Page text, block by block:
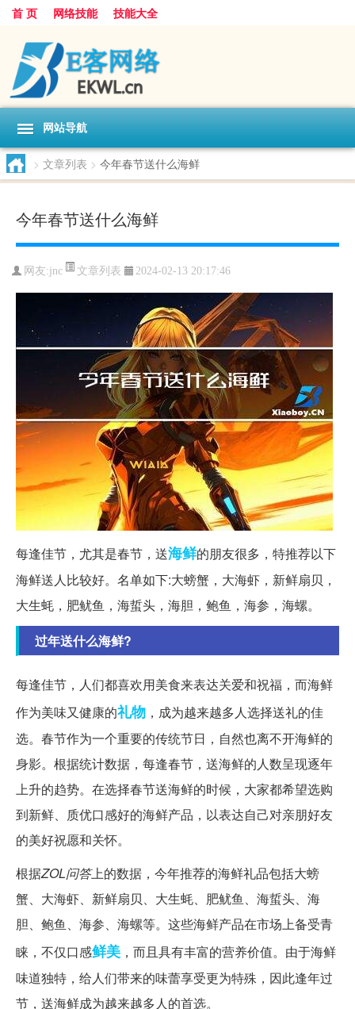
首 页 网络技能 技能大全
网站导航
> 文章列表 > 今年春节送什么海鲜
今年春节送什么海鲜
网友:jnc 文章列表 2024-02-13 20:17:46
每逢佳节，尤其是春节，送海鲜的朋友很多，特推荐以下
海鲜送人比较好。名单如下:大螃蟹，大海虾，新鲜扇贝，
大生蚝，肥鱿鱼，海蜇头，海胆，鲍鱼，海参，海螺。
过年送什么海鲜?
每逢佳节，人们都喜欢用美食来表达关爱和祝福，而海鲜
作为美味又健康的礼物 ，成为越来越多人选择送礼的佳
选。春节作为一个重要的传统节日，自然也离不开海鲜的
身影。根据统计数据，每逢春节，送海鲜的人数呈现逐年
上升的趋势。在选择春节送海鲜的时候，大家都希望选购
到新鲜、质优口感好的海鲜产品，以表达自己对亲朋好友
的美好祝愿和关怀。
根据ZOL问答上的数据，今年推荐的海鲜礼品包括大螃
蟹、大海虾、新鲜扇贝、大生蚝、肥鱿鱼、海蜇头、海
胆、鲍鱼、海参、海螺等。这些海鲜产品在市场上备受青
睐，不仅口感鲜美 ，而且具有丰富的营养价值。由于海鲜
味道独特，给人们带来的味蕾享受更为特殊，因此逢年过
节，送海鲜成为越来越多人的首选。